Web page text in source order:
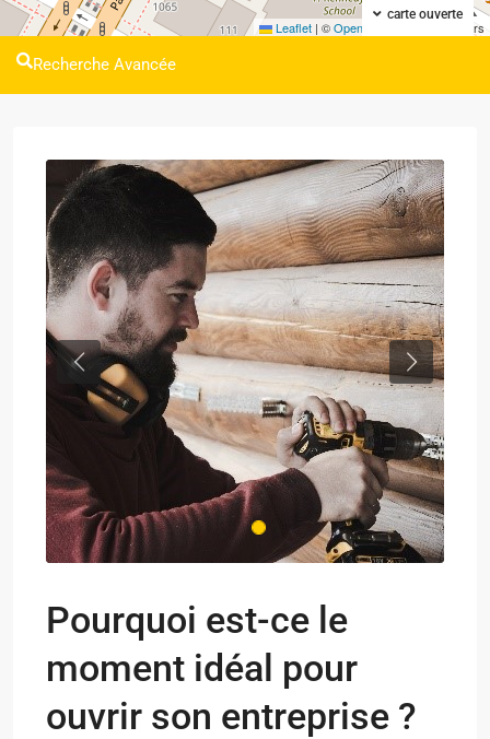
Leaflet | ©OpenStreetMap contributors
carte ouverte
Recherche Avancée
Previous Next
Pourquoi est-ce le
moment idéal pour
ouvrir son entreprise ?